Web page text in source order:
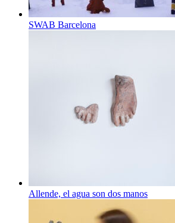
SWAB Barcelona
Allende, el agua son dos manos